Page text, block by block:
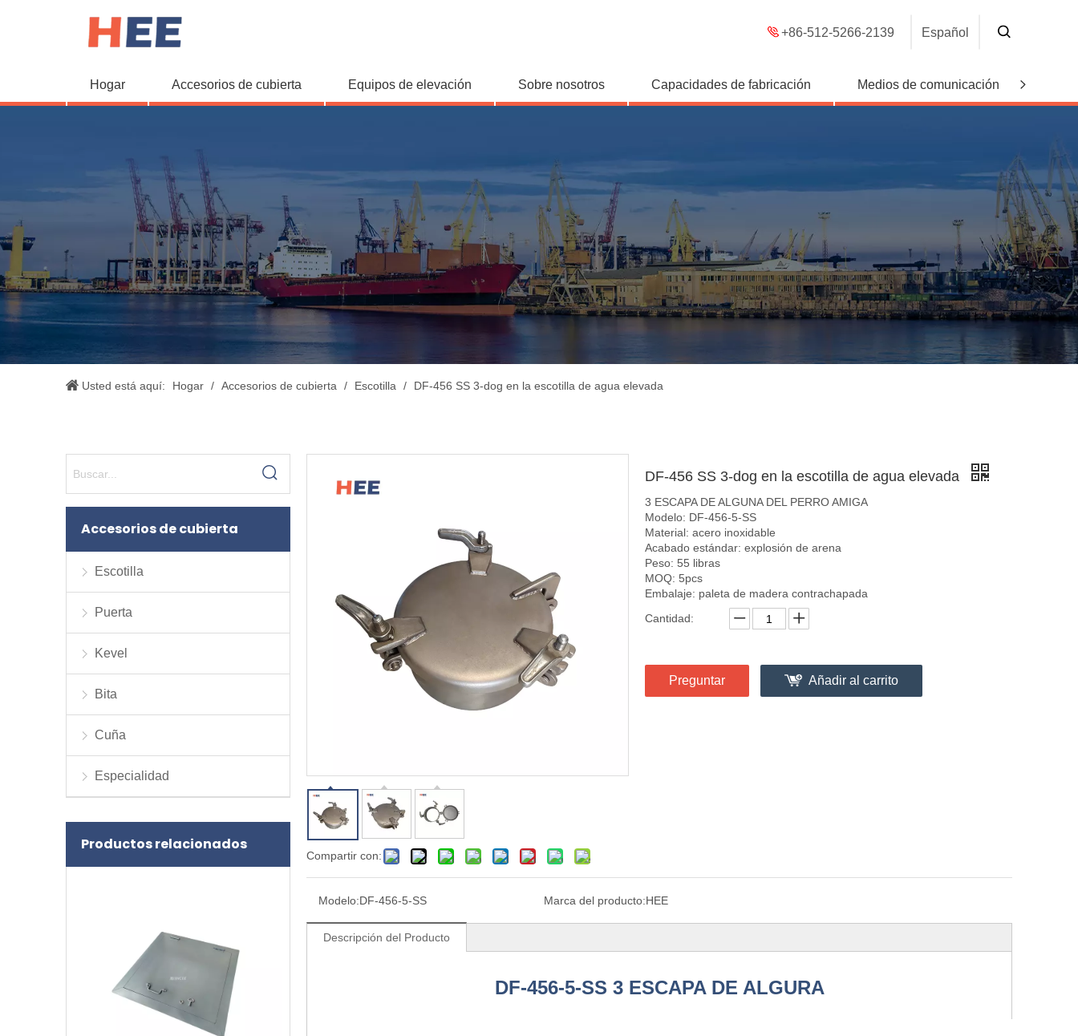
+86-512-5266-2139 Español
Hogar Accesorios de cubierta Equipos de elevación Sobre nosotros Capacidades de fabricación Medios de comunicación
Usted está aquí: Hogar / Accesorios de cubierta / Escotilla / DF-456 SS 3-dog en la escotilla de agua elevada
Accesorios de cubierta
Escotilla
Puerta
Kevel
Bita
Cuña
Especialidad
Productos relacionados
Compartir con:
DF-456 SS 3-dog en la escotilla de agua elevada
3 ESCAPA DE ALGUNA DEL PERRO AMIGA
Modelo: DF-456-5-SS
Material: acero inoxidable
Acabado estándar: explosión de arena
Peso: 55 libras
MOQ: 5pcs
Embalaje: paleta de madera contrachapada
Cantidad:
Preguntar Añadir al carrito
Modelo:DF-456-5-SS Marca del producto:HEE
Descripción del Producto
DF-456-5-SS 3 ESCAPA DE ALGURA